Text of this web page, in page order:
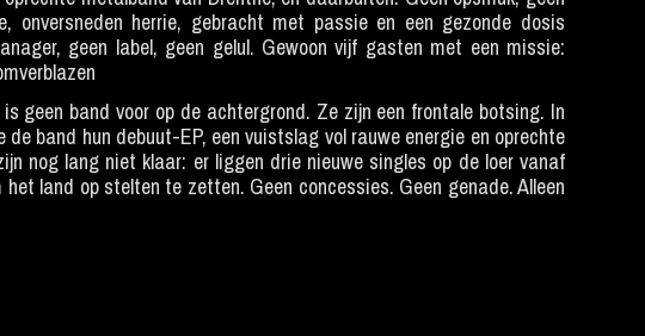
onversneden herrie, gebracht met passie en een gezonde dosis
geen label, geen gelul. Gewoon vijf gasten met een missie:
geen band voor op de achtergrond. Ze zijn een frontale botsing. In
de band hun debuut-EP, een vuistslag vol rauwe energie en oprechte
nog lang niet klaar: er liggen drie nieuwe singles op de loer vanaf
het land op stelten te zetten. Geen concessies. Geen genade. Alleen